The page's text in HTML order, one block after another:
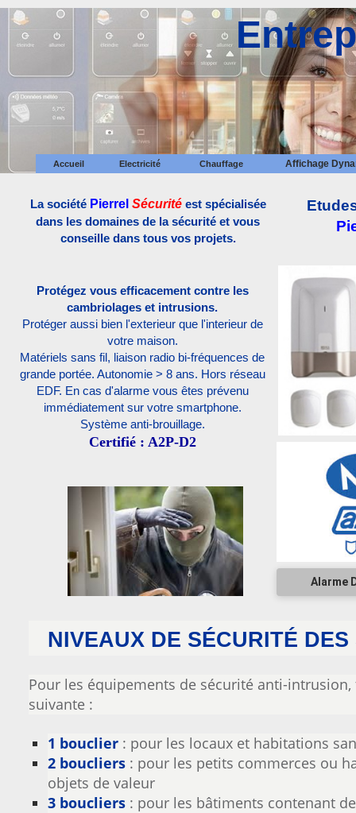
La société Pierrel Sécurité est spécialisée
dans les domaines de la sécurité et vous
conseille dans tous vos projets.
Protégez vous efficacement contre les
cambriolages et intrusions.
Protéger aussi bien l'exterieur que l'interieur de
votre maison.
Matériels sans fil, liaison radio bi-fréquences de
grande portée. Autonomie > 8 ans. Hors réseau
EDF. En cas d'alarme vous êtes prévenu
immédiatement sur votre smartphone.
Système anti-brouillage.
Certifié : A2P-D2
Alarme
NIVEAUX DE SÉCURITÉ
Pour les équipements de sécurité anti-
suivante :
1 bouclier : pour les locaux et habitations
2 boucliers : pour les petits commerces ou
objets de valeur
3 boucliers : pour les bâtiments contenant
Accueil Electricité Chauffage Affichage